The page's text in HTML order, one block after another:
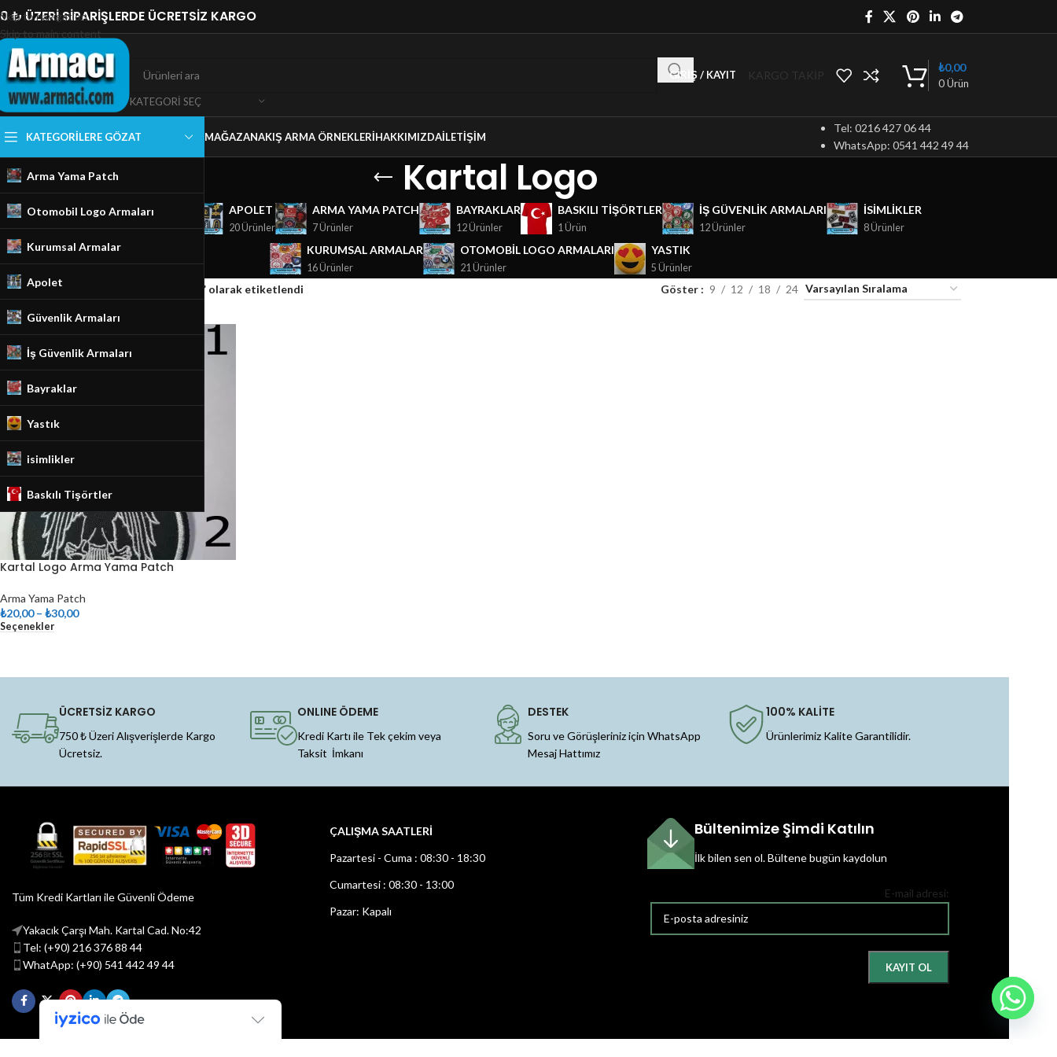
Skip to navigation
Skip to main content
₺ ÜZERİ SİPARİŞLERDE ÜCRETSİZ KARGO
KATEGORI SEÇ
GIRIŞ / KAYIT KARGO TAKİP
0Ürün
₺0,00
KATEGORILERE GÖZAT
Arma Yama Patch
Otomobil Logo Armaları
Kurumsal Armalar
Apolet
Güvenlik Armaları
İş Güvenlik Armaları
Bayraklar
Yastık
isimlikler
Baskılı Tişörtler
MAĞAZANAKIŞ ARMA ÖRNEKLERIHAKKIMIZDAİLETIŞIM
Tel: 0216 427 06 44
WhatsApp: 0541 442 49 44
Kartal Logo
GÜVENLIK ARMALARI
18 Ürünler
APOLET
20 Ürünler
ARMA YAMA PATCH
7 Ürünler
BAYRAKLAR
12 Ürünler
BASKILI TIŞÖRTLER
1 Ürün
İŞ GÜVENLIK ARMALARI
12 Ürünler
ISIMLIKLER
8 Ürünler
KURUMSAL ARMALAR
16 Ürünler
OTOMOBIL LOGO ARMALARI
21 Ürünler
YASTIK
5 Ürünler
Ana Sayfa/Mağaza Ürünler “Kartal Logo” olarak etiketlendi Göster 9 12 18 24
Kartal Logo Arma Yama Patch
Arma Yama Patch
₺20,00 – ₺30,00
Seçenekler
ÜCRETSİZ KARGO
750 ₺ Üzeri Alışverişlerde Kargo
Ücretsiz.
ONLINE ÖDEME
Kredi Kartı ile Tek çekim veya
Taksit İmkanı
DESTEK
Soru ve Görüşleriniz için WhatsApp
Mesaj Hattımız
100% KALİTE
Ürünlerimiz Kalite Garantilidir.
Tüm Kredi Kartları ile Güvenli Ödeme
Yakacık Çarşı Mah. Kartal Cad. No:42
Tel: (+90) 216 376 88 44
WhatApp: (+90) 541 442 49 44
ÇALIŞMA SAATLERİ
Pazartesi - Cuma : 08:30 - 18:30
Cumartesi : 08:30 - 13:00
Pazar: Kapalı
Bültenimize Şimdi Katılın
İlk bilen sen ol.Bültene bugün kaydolun
E-mail adresi: